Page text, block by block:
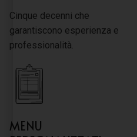
Cinque decenni che
garantiscono esperienza e
professionalità.
MENU